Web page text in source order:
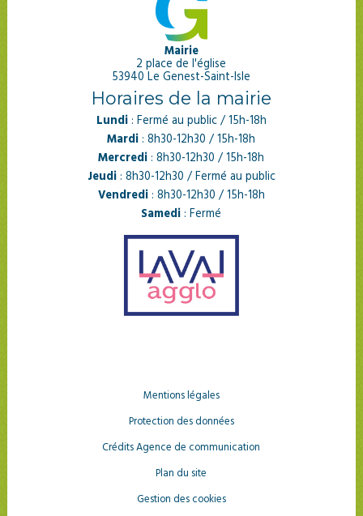
Mairie
2 place de l'église
53940 Le Genest-Saint-Isle
Horaires de la mairie
Lundi: Fermé au public / 15h-18h
Mardi : 8h30-12h30 / 15h-18h
Mercredi : 8h30-12h30 / 15h-18h
Jeudi: 8h30-12h30 / Fermé au public
Vendredi: 8h30-12h30 / 15h-18h
Samedi : Fermé
Mentions légales
Protection des données
Crédits Agence de communication
Plan du site
Gestion des cookies